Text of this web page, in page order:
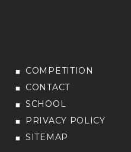
COMPETITION
CONTACT
SCHOOL
PRIVACY POLICY
SITEMAP